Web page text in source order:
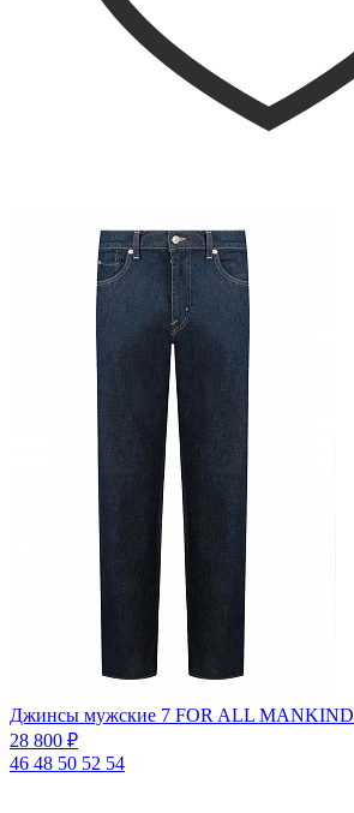
Джинсы мужские 7 FOR ALL MANKIND
28 800 ₽
46 48 50 52 54